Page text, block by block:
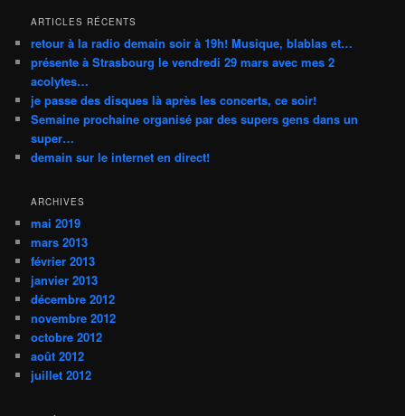
c
h
ARTICLES RÉCENTS
retour à la radio demain soir à 19h! Musique, blablas et…
présente à Strasbourg le vendredi 29 mars avec mes 2
acolytes…
je passe des disques là après les concerts, ce soir!
Semaine prochaine organisé par des supers gens dans un
super…
demain sur le internet en direct!
ARCHIVES
mai 2019
mars 2013
février 2013
janvier 2013
décembre 2012
novembre 2012
octobre 2012
août 2012
juillet 2012